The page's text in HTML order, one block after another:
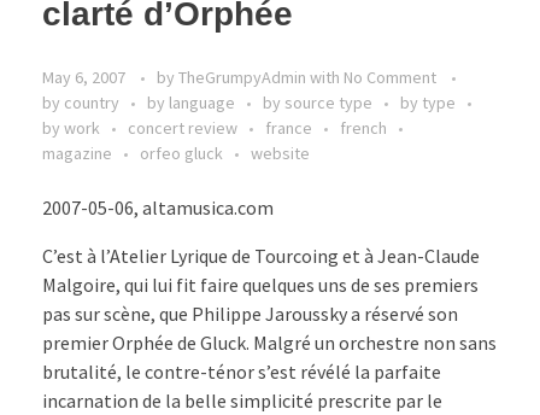
clarté d’Orphée
May 6, 2007 by TheGrumpyAdmin with No Comment
by country
by language by source type
by type
by work
concert review france
french
magazine
orfeo gluck website
2007-05-06, altamusica.com
C’est à l’Atelier Lyrique de Tourcoing et à Jean-Claude
Malgoire, qui lui fit faire quelques uns de ses premiers
pas sur scène, que Philippe Jaroussky a réservé son
premier Orphée de Gluck. Malgré un orchestre non sans
brutalité, le contre-ténor s’est révélé la parfaite
incarnation de la belle simplicité prescrite par le